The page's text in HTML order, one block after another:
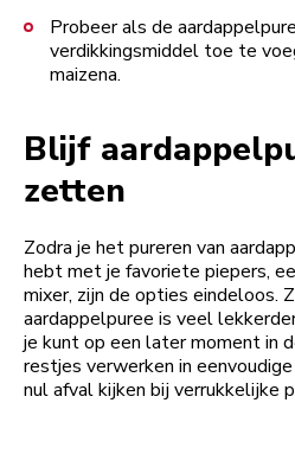
Probeer als de
verdikkingsmiddel toe te
maizena.
Blijf
zetten
Zodra je het pureren van
hebt met je favoriete piepers,
mixer, zijn de opties eindeloos.
aardappelpuree is veel
je kunt op een later moment in
restjes verwerken in
nul afval kijken bij verrukkelijke